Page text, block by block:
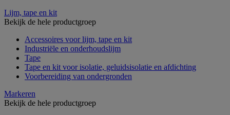
Lijm, tape en kit
Bekijk de hele productgroep
Accessoires voor lijm, tape en kit
Industriële en onderhoudslijm
Tape
Tape en kit voor isolatie, geluidsisolatie en afdichting
Voorbereiding van ondergronden
Markeren
Bekijk de hele productgroep